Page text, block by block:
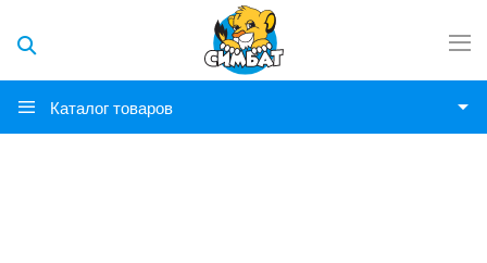
Каталог товаров